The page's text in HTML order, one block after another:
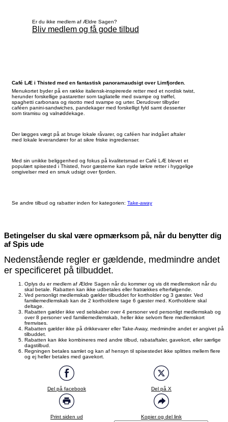
Café LÆ i Thisted med en fantastisk panoramaudsigt over Limfjorden.
Menukortet byder på en række italiensk-inspirerede retter med et nordisk twist,
herunder forskellige pastaretter som tagliatelle med svampe og trøffel,
spaghetti carbonara og risotto med svampe og urter. Derudover tilbyder
caféen panini-sandwiches, pandekager med forskelligt fyld samt desserter
som tiramisu og valnøddekage.
Der lægges vægt på at bruge lokale råvarer, og caféen har indgået aftaler
med lokale leverandører for at sikre friske ingredienser.
Med sin unikke beliggenhed og fokus på kvalitetsmad er Café LÆ blevet et
populært spisested i Thisted, hvor gæsterne kan nyde lækre retter i hyggelige
omgivelser med en smuk udsigt over fjorden.
Er du ikke medlem af Ældre Sagen?
Bliv medlem og få gode tilbud
Se andre tilbud og rabatter inden for kategorien: Take-away
Betingelser du skal være opmærksom på, når du benytter dig
af Spis ude
Nedenstående regler er gældende, medmindre andet
er specificeret på tilbuddet.
Oplys du er medlem af Ældre Sagen når du kommer og vis dit medlemskort når du
skal betale. Rabatten kan ikke udbetales eller fratrækkes efterfølgende.
Ved personligt medlemskab gælder tilbuddet for kortholder og 3 gæster. Ved
familiemedlemskab kan de 2 kortholdere tage 6 gæster med. Kortholdere skal
deltage.
Rabatten gælder ikke ved selskaber over 4 personer ved personligt medlemskab og
over 8 personer ved familiemedlemskab, heller ikke selvom flere medlemskort
fremvises.
Rabatten gælder ikke på drikkevarer eller Take-Away, medmindre andet er angivet på
tilbuddet.
Rabatten kan ikke kombineres med andre tilbud, rabataftaler, gavekort, eller særlige
dagstilbud.
Regningen betales samlet og kan af hensyn til spisestedet ikke splittes mellem flere
og ej heller betales med gavekort.
Del på facebook Del på X
Print siden ud Kopier og del link